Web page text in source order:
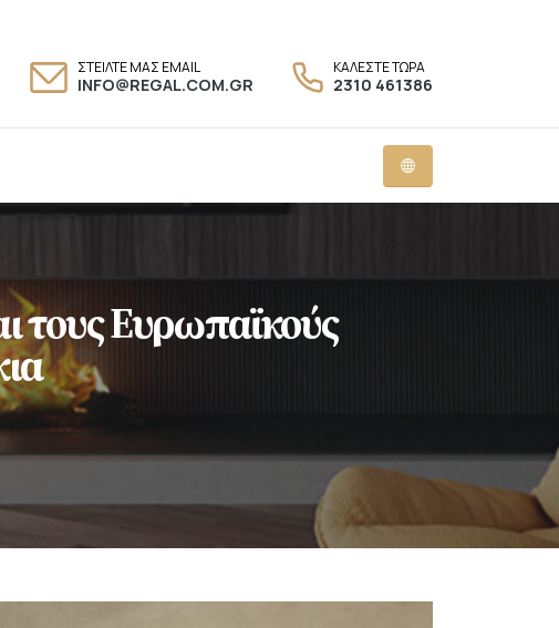
ΣΤΕΙΛΤΕ ΜΑΣ EMAIL
INFO@REGAL.COM.GR
ΚΑΛΕΣΤΕ ΤΩΡΑ
2310 461386
τους Ευρωπαϊκούς